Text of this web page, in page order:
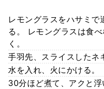
レモングラスをハサミで
る。 レモングラスは食
く。
手羽先、スライスしたネ
水を入れ、火にかける。
30分ほど煮て、アクと